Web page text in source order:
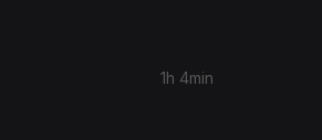
1h 4min